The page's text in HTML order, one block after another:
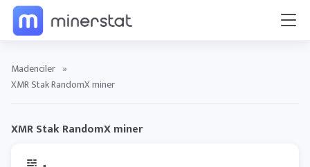
Madenciler »
XMR Stak RandomX miner
XMR Stak RandomX miner